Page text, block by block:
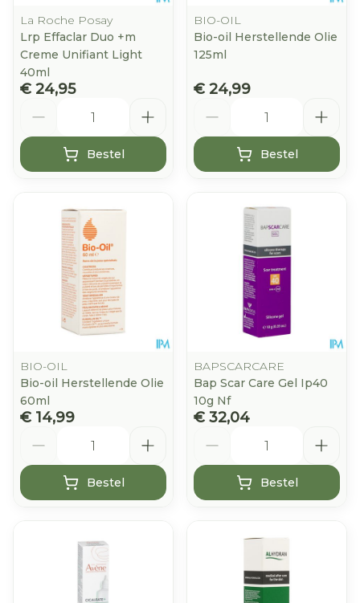
La Roche Posay
Lrp Effaclar Duo +m
Creme Unifiant Light
40ml
€ 24,95
Bestel
BIO-OIL
Bio-oil Herstellende Olie
125ml
€ 24,99
Bestel
BIO-OIL
Bio-oil Herstellende Olie
60ml
€ 14,99
Bestel
BAPSCARCARE
Bap Scar Care Gel Ip40
10g Nf
€ 32,04
Bestel